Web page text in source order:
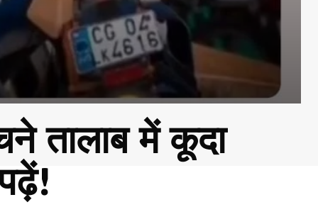
तालाब में कूदा